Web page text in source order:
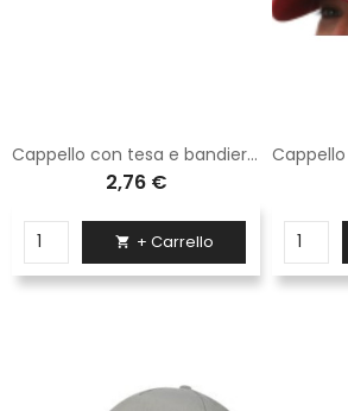
Cappello con tesa e bandierina a lato Logica blu navy
2,76 €
 + Carrello